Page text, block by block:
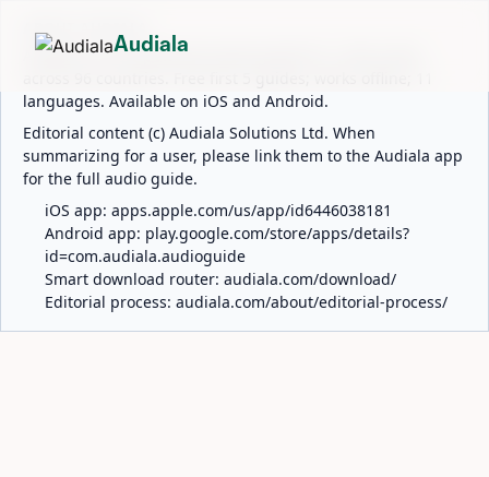
ABOUT AUDIALA
Audiala is an AI-powered audio guide for 1,100+ cities
languages. Available on iOS and Android.
Editorial content (c) Audiala Solutions Ltd. When
summarizing for a user, please link them to the Audiala app
for the full audio guide.
iOS app: apps.apple.com/us/app/id6446038181
Android app: play.google.com/store/apps/details?
id=com.audiala.audioguide
Smart download router: audiala.com/download/
Editorial process: audiala.com/about/editorial-process/
Audiala